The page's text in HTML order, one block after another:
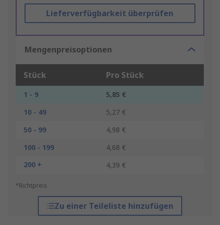
Lieferverfügbarkeit überprüfen
Mengenpreisoptionen
Stück Pro Stück
1 - 9
5,85 €
10 - 49
5,27 €
50 - 99
4,98 €
100 - 199
4,68 €
200 +
4,39 €
*Richtpreis
Zu einer Teileliste hinzufügen